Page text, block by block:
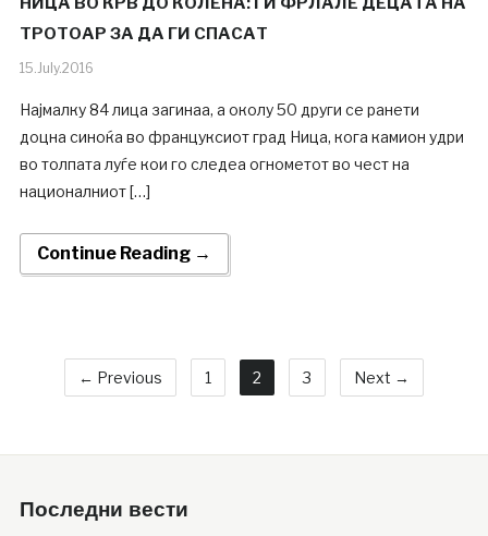
ТРОТОАР ЗА ДА ГИ СПАСАТ
15.July.2016
Најмалку 84 лица загинаа, а околу 50 други се ранети
доцна синоќа во француксиот град Ница, кога камион удри
во толпата луѓе кои го следеа огнометот во чест на
националниот […]
Continue Reading →
← Previous 1 2 3 Next →
Последни вести